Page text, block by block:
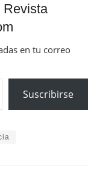
Revista
en tu correo
Suscribirse